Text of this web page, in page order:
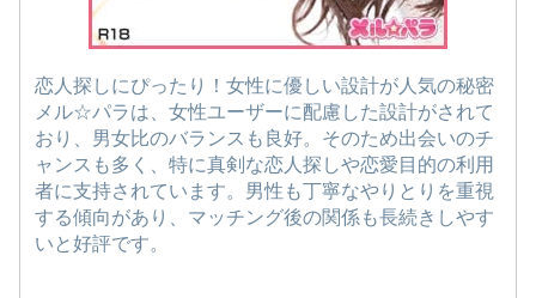
恋人探しにぴったり！女性に優しい設計が人気の秘密
メル☆パラは、女性ユーザーに配慮した設計がされて
おり、男女比のバランスも良好。そのため出会いのチ
ャンスも多く、特に真剣な恋人探しや恋愛目的の利用
者に支持されています。男性も丁寧なやりとりを重視
する傾向があり、マッチング後の関係も長続きしやす
いと好評です。